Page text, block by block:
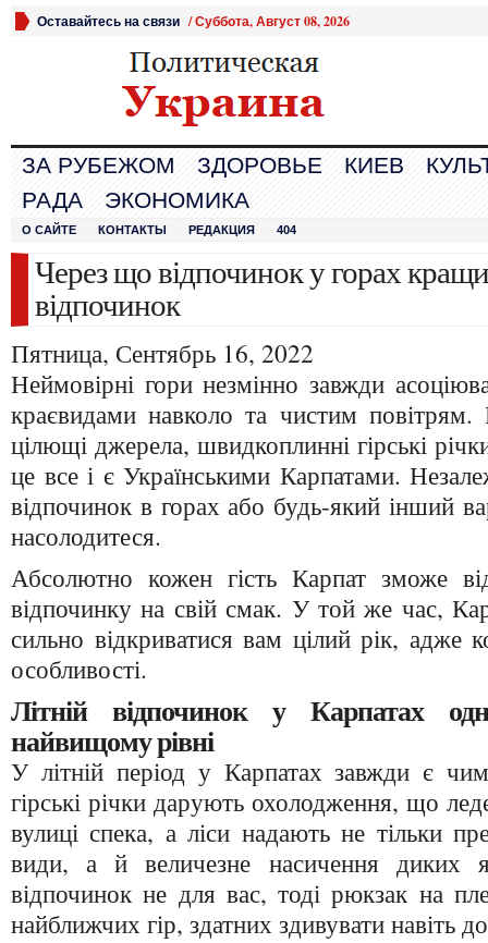
Оставайтесь на связи /Суббота, Август 08, 2026
ЗА РУБЕЖОМ ЗДОРОВЬЕ КИЕВ
РАДА
ЭКОНОМИКА
О САЙТЕ КОНТАКТЫ РЕДАКЦИЯ 404
Через що відпочинок у горах
відпочинок
Пятница, Сентябрь 16, 2022
Неймовірні гори незмінно завжди
краєвидами навколо та чистим
цілющі джерела, швидкоплинні гірські
це все і є Українськими Карпатами.
відпочинок в горах або будь-який інший
насолодитеся.
Абсолютно кожен гість Карпат зможе
відпочинку на свій смак. У той же час,
сильно відкриватися вам цілий рік, адже
особливості.
Літній відпочинок у Карпатах
найвищому рівні
У літній період у Карпатах завжди є
гірські річки дарують охолодження, що
вулиці спека, а ліси надають не тільки
види, а й величезне насичення диких
відпочинок не для вас, тоді рюкзак на
найближчих гір, здатних здивувати навіть